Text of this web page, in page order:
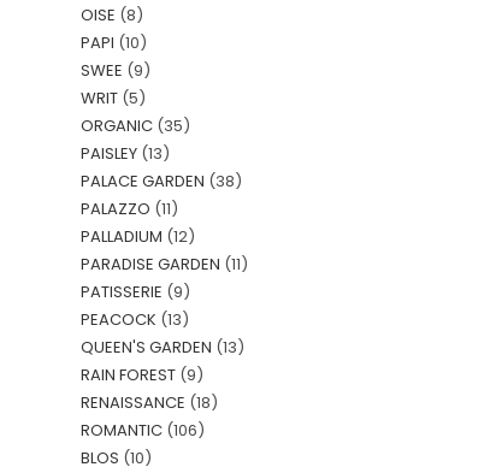
OISE (8)
PAPI (10)
SWEE (9)
WRIT (5)
ORGANIC (35)
PAISLEY (13)
PALACE GARDEN (38)
PALAZZO (11)
PALLADIUM (12)
PARADISE GARDEN (11)
PATISSERIE (9)
PEACOCK (13)
QUEEN'S GARDEN (13)
RAIN FOREST (9)
RENAISSANCE (18)
ROMANTIC (106)
BLOS (10)